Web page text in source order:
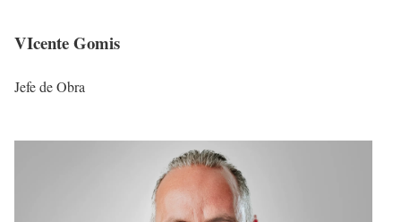
VIcente Gomis
Jefe de Obra